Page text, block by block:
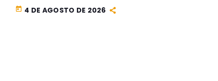
today 4 DE AGOSTO DE 2026